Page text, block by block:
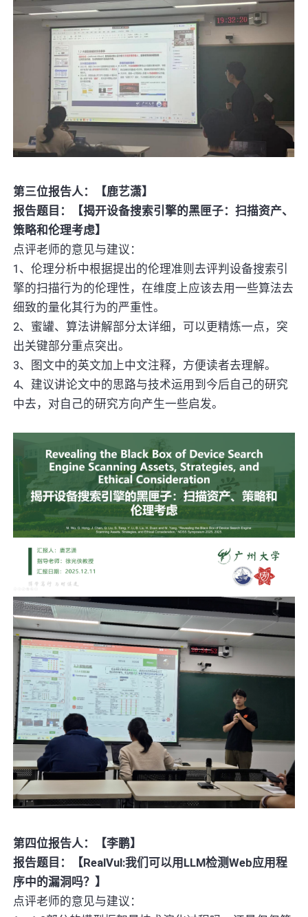
第三位报告人：【鹿艺潇】
报告题目：【揭开设备搜索引擎的黑匣子：扫描资产、
策略和伦理考虑】
点评老师的意见与建议：
1、伦理分析中根据提出的伦理准则去评判设备搜索引
擎的扫描行为的伦理性，在维度上应该去用一些算法去
细致的量化其行为的严重性。
2、蜜罐、算法讲解部分太详细，可以更精炼一点，突
出关键部分重点突出。
3、图文中的英文加上中文注释，方便读者去理解。
4、建议讲论文中的思路与技术运用到今后自己的研究
中去，对自己的研究方向产生一些启发。
第四位报告人：【李鹏】
报告题目：【RealVul:我们可以用LLM检测Web应用程
序中的漏洞吗？】
点评老师的意见与建议：